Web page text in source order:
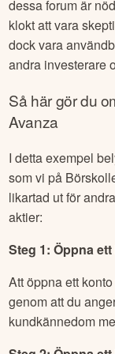
dessa forum är
klokt att vara
dock vara
andra investerare
Så här gör du
Avanza
I detta exempel
som vi på
likartad ut för
aktier:
Steg 1: Öppna
Att öppna ett
genom att du
kundkännedom